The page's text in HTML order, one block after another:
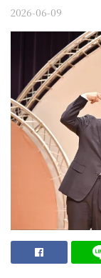
2026-06-09